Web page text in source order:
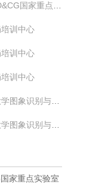
国家重点实验室
训中心
训中心
训中心
图象信息处理与智能控制教育部重点实验室
图象信息处理与智能控制教育部重点实验室
家重点实验室